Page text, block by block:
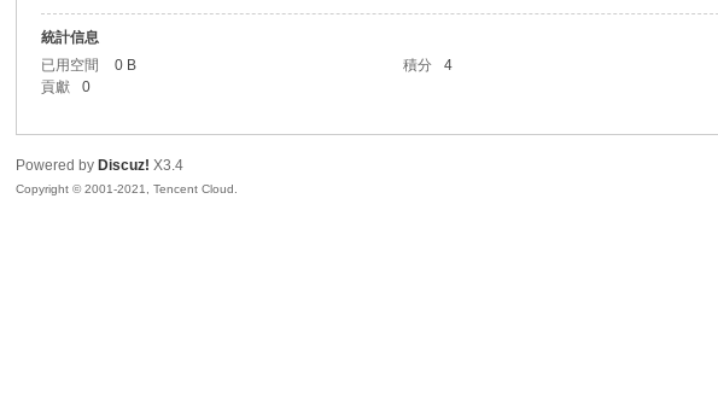
統計信息
已用空間
0 B 積分 4
貢獻
0
Powered by Discuz! X3.4
Copyright © 2001-2021, Tencent Cloud.